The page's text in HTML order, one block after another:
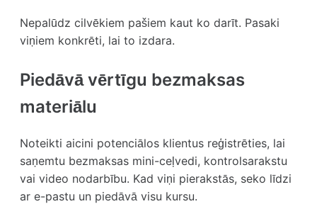
Nepalūdz cilvēkiem pašiem kaut ko darīt. Pasaki
viņiem konkrēti, lai to izdara.
Piedāvā vērtīgu bezmaksas
materiālu
Noteikti aicini potenciālos klientus reģistrēties, lai
saņemtu bezmaksas mini-ceļvedi, kontrolsarakstu
vai video nodarbību. Kad viņi pierakstās, seko līdzi
ar e-pastu un piedāvā visu kursu.